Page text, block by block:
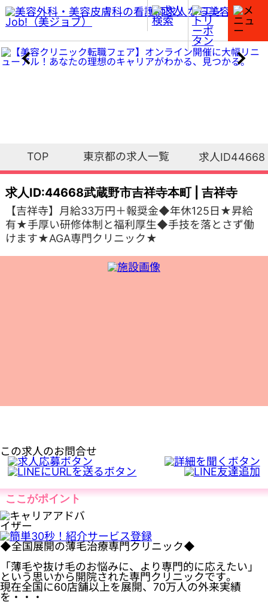
TOP 東京都の求人一覧 求人ID44668
求人ID:44668武蔵野市吉祥寺本町 | 吉祥寺
【吉祥寺】月給33万円＋報奨金◆年休125日★昇給
有★手厚い研修体制と福利厚生◆手技を落とさず働
けます★AGA専門クリニック★
この求人のお問合せ
ここがポイント
◆全国展開の薄毛治療専門クリニック◆
「薄毛や抜け毛のお悩みに、より専門的に応えたい」
という思いから開院された専門クリニックです。
現在全国に60店舗以上を展開、70万人の外来実績
を・・・